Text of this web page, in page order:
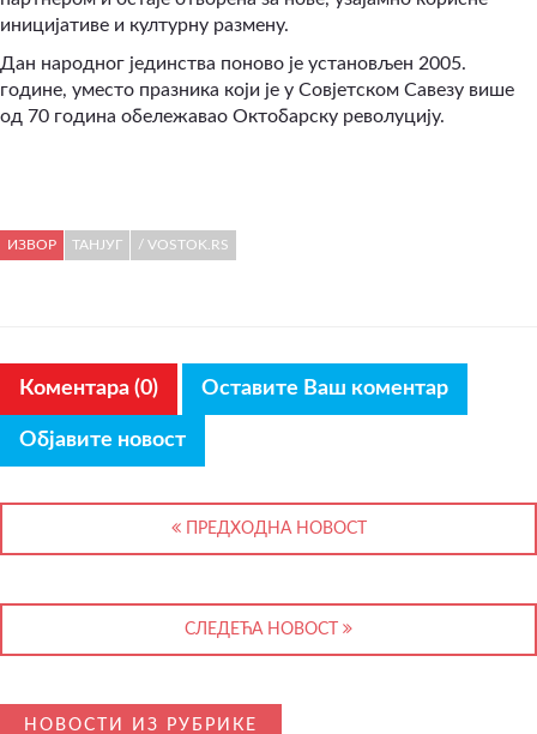
иницијативе и културну размену.
Дан народног јединства поново је установљен 2005.
године, уместо празника који је у Совјетском Савезу више
од 70 година обележавао Октобарску револуцију.
ИЗВОР ТАНЈУГ / VOSTOK.RS
Коментара (0) Оставите Ваш коментар
Објавите новост
ПРЕДХОДНА НОВОСТ
СЛЕДЕЋА НОВОСТ
НОВОСТИ ИЗ РУБРИКЕ